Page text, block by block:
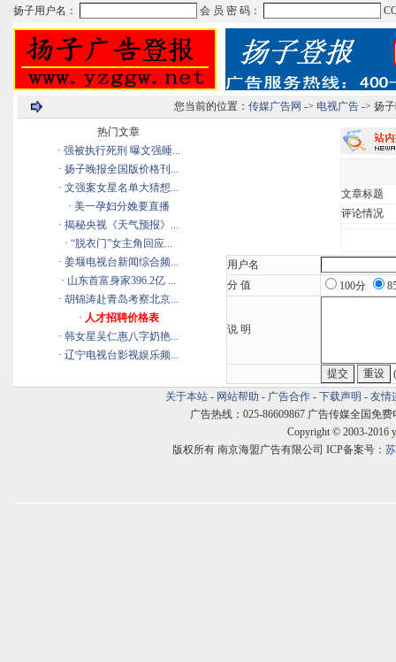
您当前的位置： 传媒广告网 -> 电视广告 -> 扬
热门文章
· 强被执行死刑 曝文强睡...
· 扬子晚报全国版价格刊...
· 文强案女星名单大猜想...
· 美一孕妇分娩要直播
· 揭秘央视《天气预报》...
· “脱衣门”女主角回应...
· 姜堰电视台新闻综合频...
· 山东首富身家396.2亿 ...
· 胡锦涛赴青岛考察北京...
· 人才招聘价格表
· 韩女星吴仁惠八字奶艳...
· 辽宁电视台影视娱乐频...
文章标题
评论情况
用户名
分 值
100分
说 明
关于本站 - 网站帮助 - 广告合作 - 下载声明 - 友情
广告热线：025-86609867 广告传媒全国免费
Copyright © 2003-2016
版权所有 南京海盟广告有限公司 ICP备案号：